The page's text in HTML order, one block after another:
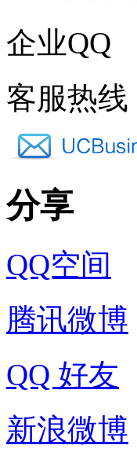
企业QQ
客服热线
分享
QQ空间
腾讯微博
QQ 好友
新浪微博